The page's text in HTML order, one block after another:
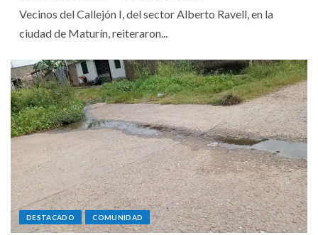
Vecinos del Callejón I, del sector Alberto Ravell, en la
ciudad de Maturín, reiteraron...
DESTACADO COMUNIDAD